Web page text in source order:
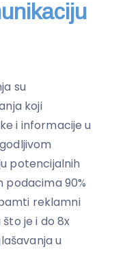
su
koji
i informacije u
potencijalnih
podacima 90%
reklamni
je i do 8x
u